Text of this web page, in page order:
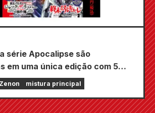
série Apocalipse são
em uma única edição com 5
de setembro de 2026 da
mensal Zenon estará à
de julho!!
mistura principal